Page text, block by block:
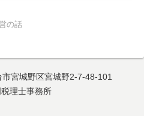
の話
宮城野区宮城野2-7-48-101
理士事務所